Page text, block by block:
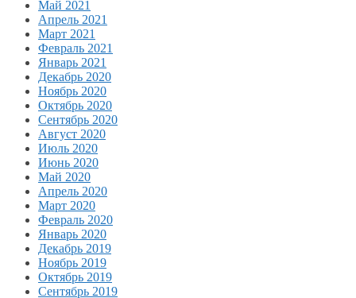
Май 2021
Апрель 2021
Март 2021
Февраль 2021
Январь 2021
Декабрь 2020
Ноябрь 2020
Октябрь 2020
Сентябрь 2020
Август 2020
Июль 2020
Июнь 2020
Май 2020
Апрель 2020
Март 2020
Февраль 2020
Январь 2020
Декабрь 2019
Ноябрь 2019
Октябрь 2019
Сентябрь 2019